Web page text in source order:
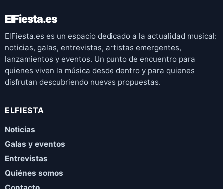
ElFiesta.es
ElFiesta.es es un espacio dedicado a la actualidad musical:
noticias, galas, entrevistas, artistas emergentes,
lanzamientos y eventos. Un punto de encuentro para
quienes viven la música desde dentro y para quienes
disfrutan descubriendo nuevas propuestas.
ELFIESTA
Noticias
Galas y eventos
Entrevistas
Quiénes somos